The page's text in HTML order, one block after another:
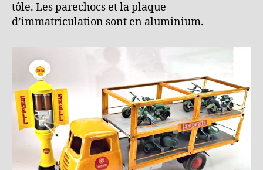
tôle. Les parechocs et la plaque
d’immatriculation sont en aluminium.